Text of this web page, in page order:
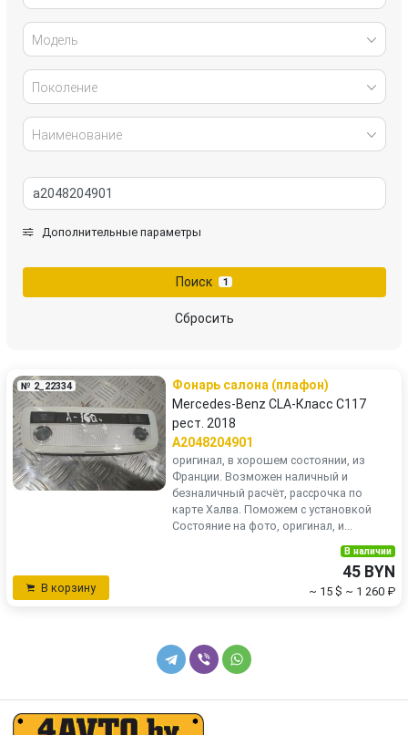
Mitsubishi Nissan
Opel
Porsche Renault
Saab
Scania
Модель
Поколение
Наименование
Дополнительные параметры
Поиск 1
Сбросить
№ 2_22334
Фонарь салона (плафон)
Mercedes-Benz CLA-Класс C117
рест. 2018
A2048204901
оригинал, в хорошем состоянии, из
Франции. Возможен наличный и
безналичный расчёт, рассрочка по
карте Халва. Поможем с установкой
Состояние на фото, оригинал, и...
В корзину
В наличии
45 BYN
~ 15 $ ~ 1 260 ₽